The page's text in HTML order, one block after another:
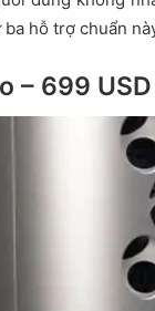
hỗ trợ chuẩn
– 699 USD